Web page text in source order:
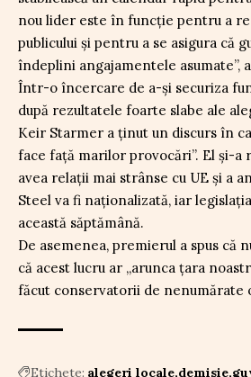
nou lider este în funcție pentru a
publicului și pentru a se asigura că
îndeplini angajamentele asumate”,
Într-o încercare de a-și securiza
după rezultatele foarte slabe ale
Keir Starmer a ținut un discurs în
face față marilor provocări”. El și-
avea relații mai strânse cu UE și a
Steel va fi naționalizată, iar
această săptămână.
De asemenea, premierul a spus că
că acest lucru ar „arunca țara
făcut conservatorii de nenumărate
Etichete: alegeri locale demisie